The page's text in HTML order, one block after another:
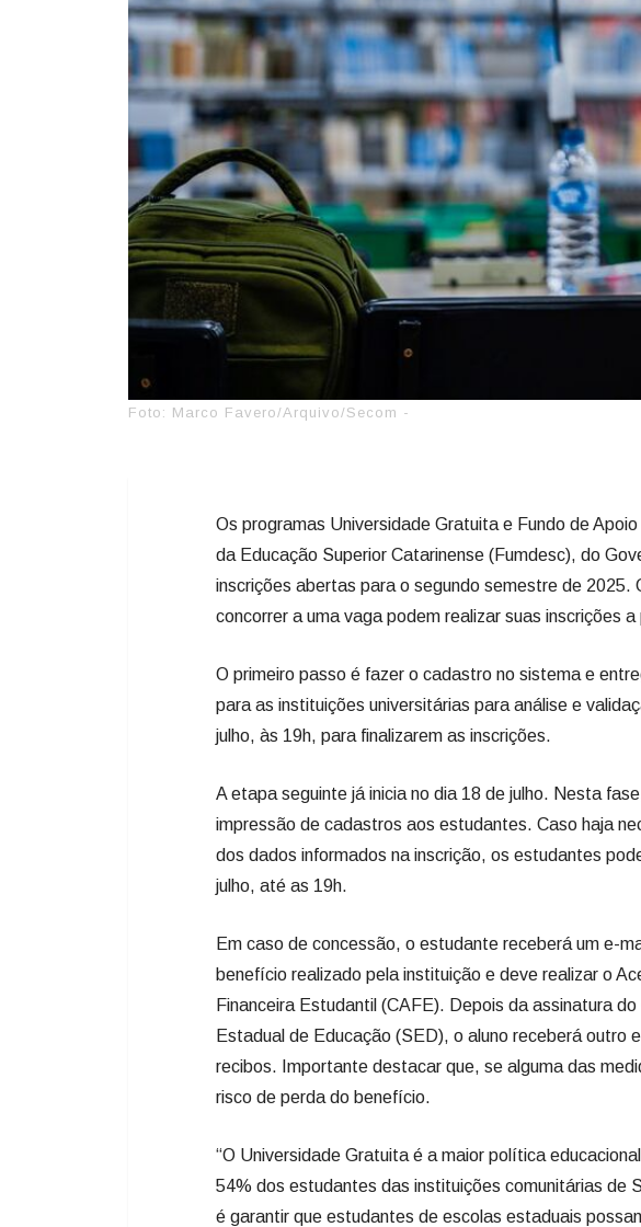
Foto: Marco Favero/Arquivo/Secom -
Os programas Universidade Gratuita e Fundo de
da Educação Superior Catarinense (Fumdesc), do
inscrições abertas para o segundo semestre de 2025.
concorrer a uma vaga podem realizar suas inscrições
O primeiro passo é fazer o cadastro no sistema e
para as instituições universitárias para análise e
julho, às 19h, para finalizarem as inscrições.
A etapa seguinte já inicia no dia 18 de julho. Nesta
impressão de cadastros aos estudantes. Caso haja
dos dados informados na inscrição, os estudantes
julho, até as 19h.
Em caso de concessão, o estudante receberá um e-
benefício realizado pela instituição e deve realizar o
Financeira Estudantil (CAFE). Depois da assinatura
Estadual de Educação (SED), o aluno receberá outro
recibos. Importante destacar que, se alguma das
risco de perda do benefício.
“O Universidade Gratuita é a maior política
54% dos estudantes das instituições comunitárias de
é garantir que estudantes de escolas estaduais